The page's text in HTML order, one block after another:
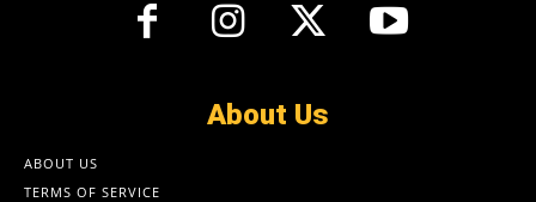
About Us
ABOUT US
TERMS OF SERVICE